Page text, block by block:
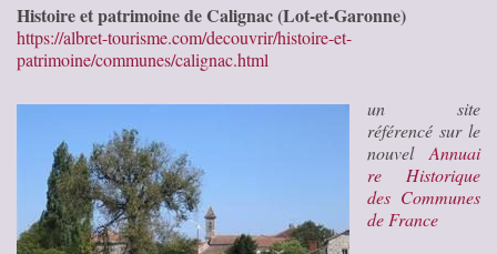
Histoire et patrimoine de Calignac (Lot-et-Garonne)
https://albret-tourisme.com/decouvrir/histoire-et-
patrimoine/communes/calignac.html
un site
référencé sur le
nouvel Annuai
re Historique
des Communes
de France